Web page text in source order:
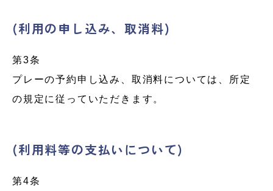
(利用の申し込み、取消料)
第3条
プレーの予約申し込み、取消料については、所定
の規定に従っていただきます。
(利用料等の支払いについて)
第4条